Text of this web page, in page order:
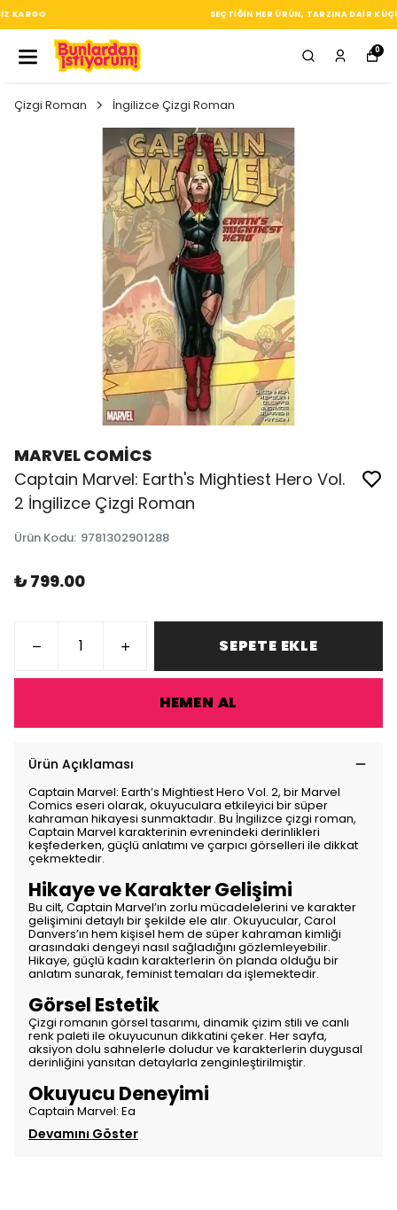
SEÇTIĞIN HER ÜRÜN, TARZINA DAIR KÜÇÜK BIR IMZA
0
Çizgi Roman İngilizce Çizgi Roman
MARVEL COMİCS
Captain Marvel: Earth's Mightiest Hero Vol.
2 İngilizce Çizgi Roman
Ürün Kodu: 9781302901288
₺ 799.00
SEPETE EKLE
HEMEN AL
Ürün Açıklaması
Captain Marvel: Earth’s Mightiest Hero Vol. 2, bir Marvel
Comics eseri olarak, okuyuculara etkileyici bir süper
kahraman hikayesi sunmaktadır. Bu İngilizce çizgi roman,
Captain Marvel karakterinin evrenindeki derinlikleri
keşfederken, güçlü anlatımı ve çarpıcı görselleri ile dikkat
çekmektedir.
Hikaye ve Karakter Gelişimi
Bu cilt, Captain Marvel’ın zorlu mücadelelerini ve karakter
gelişimini detaylı bir şekilde ele alır. Okuyucular, Carol
Danvers’ın hem kişisel hem de süper kahraman kimliği
arasındaki dengeyi nasıl sağladığını gözlemleyebilir.
Hikaye, güçlü kadın karakterlerin ön planda olduğu bir
anlatım sunarak, feminist temaları da işlemektedir.
Görsel Estetik
Çizgi romanın görsel tasarımı, dinamik çizim stili ve canlı
renk paleti ile okuyucunun dikkatini çeker. Her sayfa,
aksiyon dolu sahnelerle doludur ve karakterlerin duygusal
derinliğini yansıtan detaylarla zenginleştirilmiştir.
Okuyucu Deneyimi
Captain Marvel: Ea
Devamını Göster